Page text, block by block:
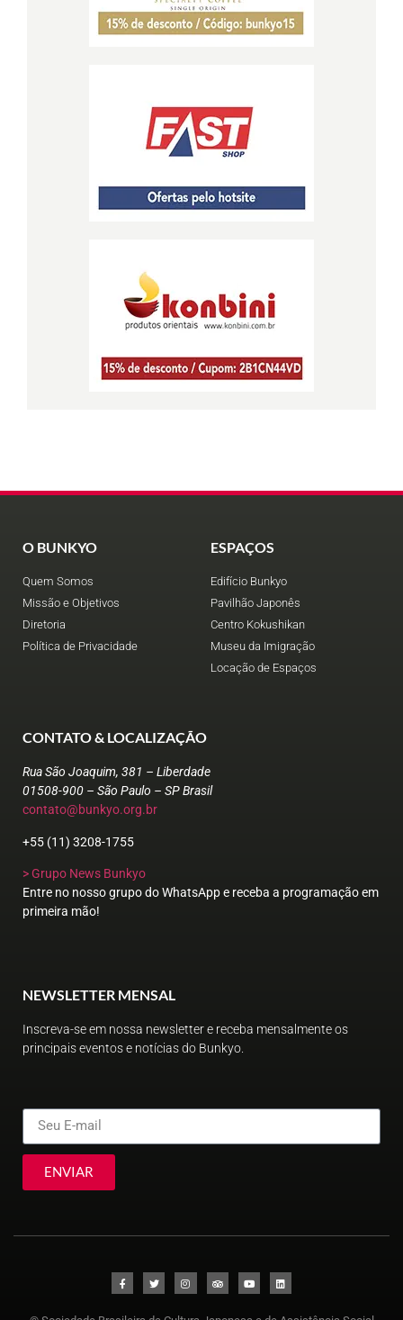
O BUNKYO
Quem Somos
Missão e Objetivos
Diretoria
Política de Privacidade
ESPAÇOS
Edifício Bunkyo
Pavilhão Japonês
Centro Kokushikan
Museu da Imigração
Locação de Espaços
CONTATO & LOCALIZAÇÃO
Rua São Joaquim, 381 – Liberdade
01508-900 – São Paulo – SP Brasil
contato@bunkyo.org.br
+55 (11) 3208-1755
> Grupo News Bunkyo
Entre no nosso grupo do WhatsApp e receba a programação em
primeira mão!
NEWSLETTER MENSAL
Inscreva-se em nossa newsletter e receba mensalmente os
principais eventos e notícias do Bunkyo.
ENVIAR